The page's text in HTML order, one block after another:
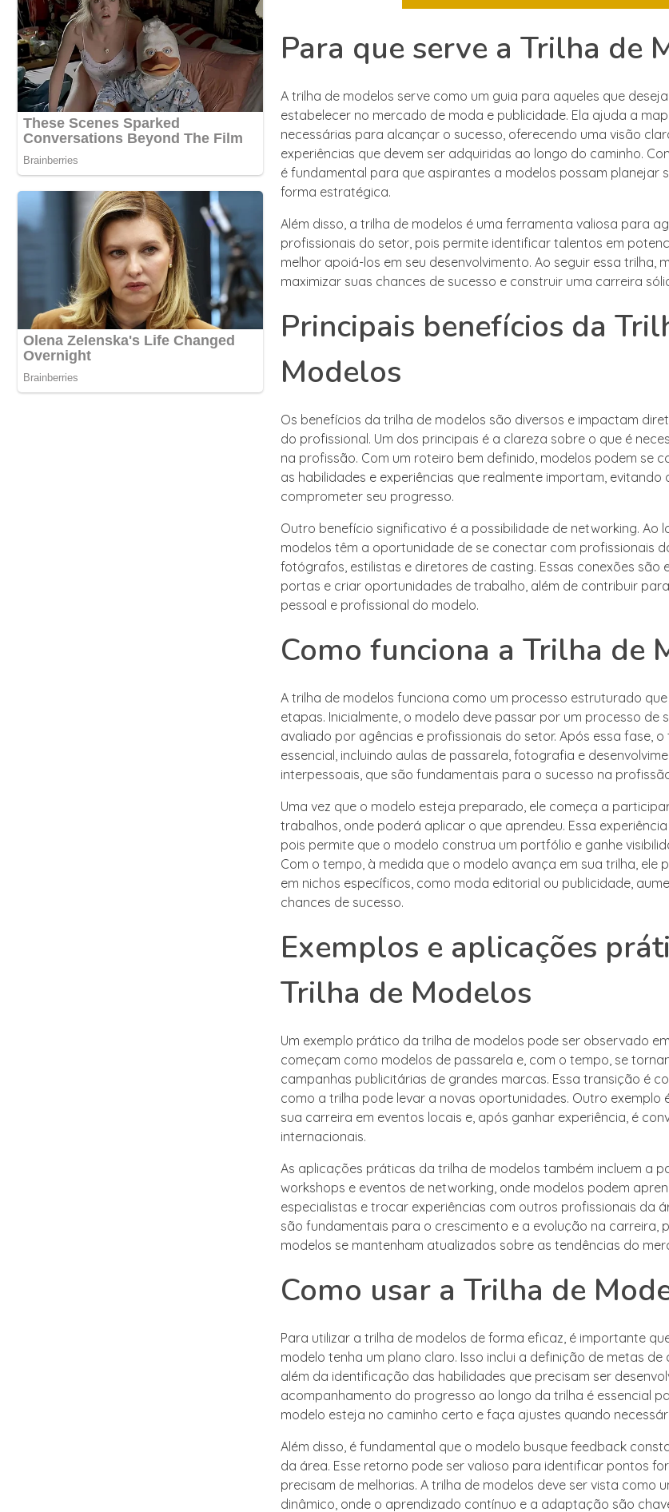
Para que serve a Trilha de
A trilha de modelos serve como um guia para aqueles que
estabelecer no mercado de moda e publicidade. Ela ajuda a
necessárias para alcançar o sucesso, oferecendo uma visão
experiências que devem ser adquiridas ao longo do caminho.
é fundamental para que aspirantes a modelos possam planejar
forma estratégica.
Além disso, a trilha de modelos é uma ferramenta valiosa para
profissionais do setor, pois permite identificar talentos em
melhor apoiá-los em seu desenvolvimento. Ao seguir essa trilha,
maximizar suas chances de sucesso e construir uma carreira
Principais benefícios da
Modelos
Os benefícios da trilha de modelos são diversos e impactam
do profissional. Um dos principais é a clareza sobre o que é
na profissão. Com um roteiro bem definido, modelos podem se
as habilidades e experiências que realmente importam, evitando
comprometer seu progresso.
Outro benefício significativo é a possibilidade de networking. Ao
modelos têm a oportunidade de se conectar com profissionais
fotógrafos, estilistas e diretores de casting. Essas conexões são
portas e criar oportunidades de trabalho, além de contribuir
pessoal e profissional do modelo.
Como funciona a Trilha de
A trilha de modelos funciona como um processo estruturado
etapas. Inicialmente, o modelo deve passar por um processo de
avaliado por agências e profissionais do setor. Após essa fase,
essencial, incluindo aulas de passarela, fotografia e
interpessoais, que são fundamentais para o sucesso na
Uma vez que o modelo esteja preparado, ele começa a
trabalhos, onde poderá aplicar o que aprendeu. Essa
pois permite que o modelo construa um portfólio e ganhe
Com o tempo, à medida que o modelo avança em sua trilha, ele
em nichos específicos, como moda editorial ou publicidade,
chances de sucesso.
Exemplos e aplicações
Trilha de Modelos
Um exemplo prático da trilha de modelos pode ser observado
começam como modelos de passarela e, com o tempo, se
campanhas publicitárias de grandes marcas. Essa transição é
como a trilha pode levar a novas oportunidades. Outro exemplo
sua carreira em eventos locais e, após ganhar experiência, é
internacionais.
As aplicações práticas da trilha de modelos também incluem a
workshops e eventos de networking, onde modelos podem
especialistas e trocar experiências com outros profissionais da
são fundamentais para o crescimento e a evolução na carreira,
modelos se mantenham atualizados sobre as tendências do
Como usar a Trilha de
Para utilizar a trilha de modelos de forma eficaz, é importante
modelo tenha um plano claro. Isso inclui a definição de metas
além da identificação das habilidades que precisam ser
acompanhamento do progresso ao longo da trilha é essencial
modelo esteja no caminho certo e faça ajustes quando
Além disso, é fundamental que o modelo busque feedback
da área. Esse retorno pode ser valioso para identificar pontos
precisam de melhorias. A trilha de modelos deve ser vista como
dinâmico, onde o aprendizado contínuo e a adaptação são